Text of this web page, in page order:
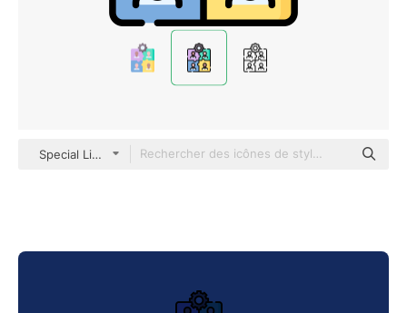
Special Lineal color